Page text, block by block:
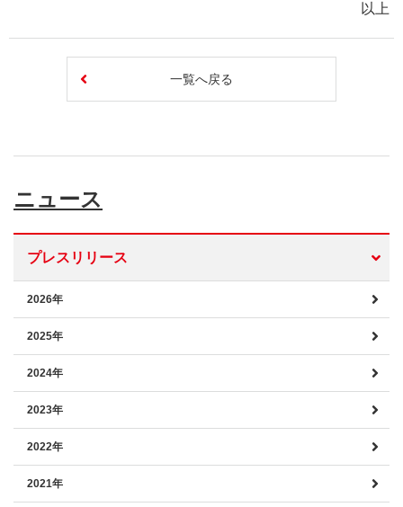
以上
一覧へ戻る
ニュース
プレスリリース
2026年
2025年
2024年
2023年
2022年
2021年